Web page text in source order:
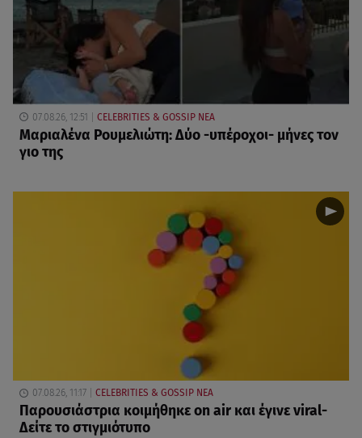
07.08.26, 12:51 CELEBRITIES & GOSSIP ΝΕΑ
Μαριαλένα Ρουμελιώτη: Δύο -υπέροχοι- μήνες τον
γιο της
07.08.26, 11:17 CELEBRITIES & GOSSIP ΝΕΑ
Παρουσιάστρια κοιμήθηκε on air και έγινε viral-
Δείτε το στιγμιότυπο